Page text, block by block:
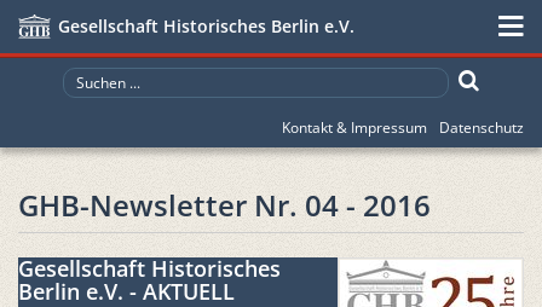
Gesellschaft Historisches Berlin e.V.
Kontakt & Impressum Datenschutz
GHB-Newsletter Nr. 04 - 2016
Gesellschaft Historisches
Berlin e.V. - AKTUELL